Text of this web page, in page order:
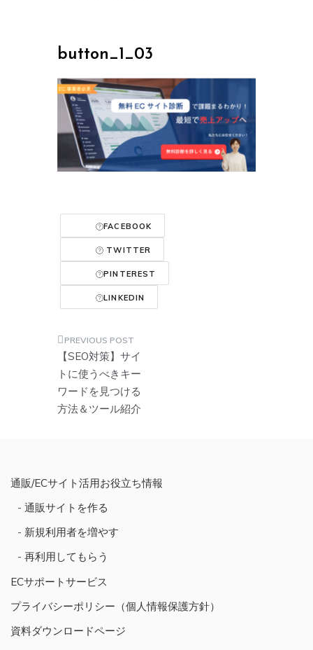
button_1_03
FACEBOOK
TWITTER
PINTEREST
LINKEDIN
投
稿
ナ
ビ
シ
ョ
【SEO対策】サイ
トに使うべきキー
ワードを見つける
方法＆ツール紹介
通販/ECサイト活用お役立ち情報
通販サイトを作る
新規利用者を増やす
再利用してもらう
ECサポートサービス
プライバシーポリシー（個人情報保護方針）
資料ダウンロードページ